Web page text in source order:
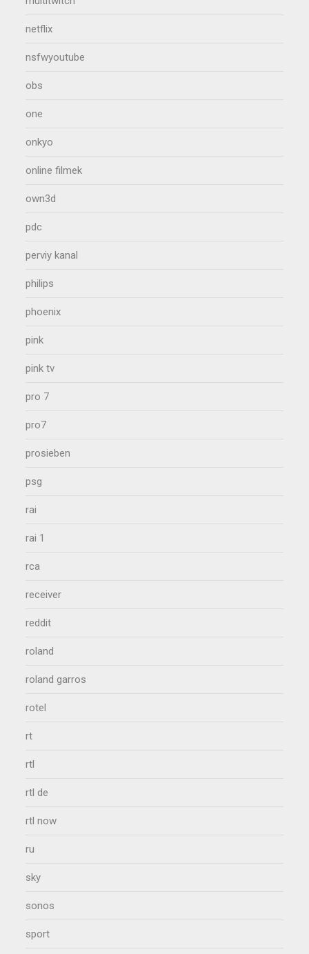
netflix
nsfwyoutube
obs
one
onkyo
online filmek
own3d
pdc
perviy kanal
philips
phoenix
pink
pink tv
pro 7
pro7
prosieben
psg
rai
rai 1
rca
receiver
reddit
roland
roland garros
rotel
rt
rtl
rtl de
rtl now
ru
sky
sonos
sport